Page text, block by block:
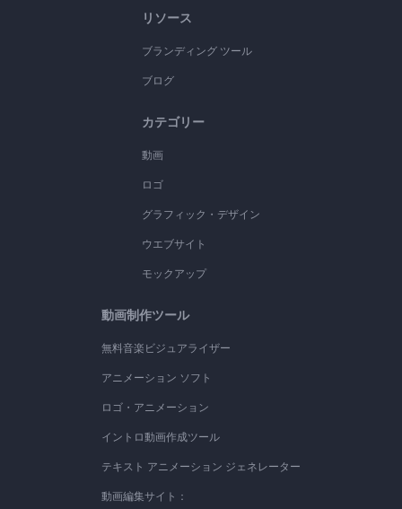
リソース
ブランディング ツール
ブログ
カテゴリー
動画
ロゴ
グラフィック・デザイン
ウエブサイト
モックアップ
動画制作ツール
無料音楽ビジュアライザー
アニメーション ソフト
ロゴ・アニメーション
イントロ動画作成ツール
テキスト アニメーション ジェネレーター
動画編集サイト：